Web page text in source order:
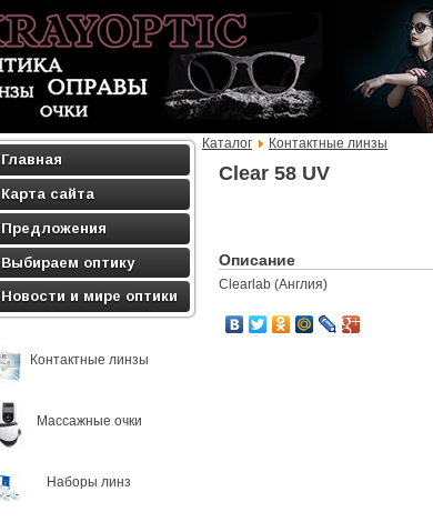
Главная
Карта сайта
Предложения
Выбираем оптику
Новости и мире оптики
Контактные линзы
Массажные очки
Наборы линз
Каталог
Контактные линзы
Clear 58 UV
Описание
Clearlab (Англия)